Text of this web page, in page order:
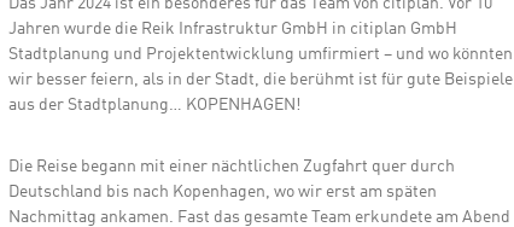
Das Jahr 2024 ist ein besonderes für das Team von citiplan. Vor 10
Jahren wurde die Reik Infrastruktur GmbH in citiplan GmbH
Stadtplanung und Projektentwicklung umfirmiert – und wo könnten
wir besser feiern, als in der Stadt, die berühmt ist für gute Beispiele
aus der Stadtplanung… KOPENHAGEN!
Die Reise begann mit einer nächtlichen Zugfahrt quer durch
Deutschland bis nach Kopenhagen, wo wir erst am späten
Nachmittag ankamen. Fast das gesamte Team erkundete am Abend